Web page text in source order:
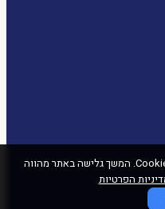
לידיעתך, באתר זה נעשה שימוש בקבצי Cookies. המשך גלישה באתר מהווה
הפרטיות